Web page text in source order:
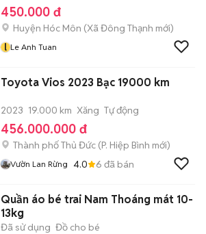
450.000 đ
Huyện Hóc Môn (Xã Đông Thạnh mới)
l Le Anh Tuan
Toyota Vios 2023 Bạc 19000 km
2023 19.000 km Xăng Tự động
456.000.000 đ
Thành phố Thủ Đức (P. Hiệp Bình mới)
Vườn Lan Rừng 4.0 6 đã bán
Quần áo bé trai Nam Thoáng mát 10-
13kg
Đã sử dụng Đồ cho bé